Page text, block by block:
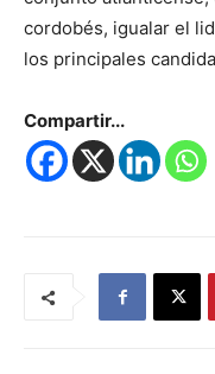
cordobés, igualar el
los principales
Compartir...